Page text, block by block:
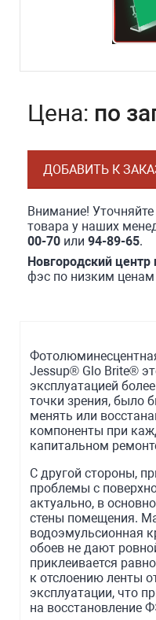
Цена: по
ДОБАВИТЬ К
Внимание!
товара у наших
00-70 или 94-89-65.
Новгородский
фэс по низким
Jessup® Glo Brite®
эксплуатацией
точки зрения, было
менять или
компоненты при
капитальном
С другой стороны,
проблемы с
актуально, в
стены помещения.
водоэмульсионная
обоев не дают
приклеивается
к отслоению ленты
эксплуатации, что
на восстановление